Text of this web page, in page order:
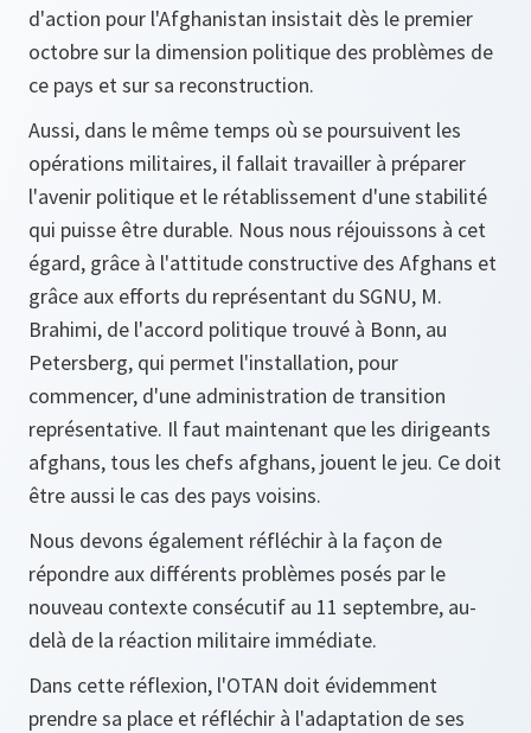
d'action pour l'Afghanistan insistait dès le premier
octobre sur la dimension politique des problèmes de
ce pays et sur sa reconstruction.
Aussi, dans le même temps où se poursuivent les
opérations militaires, il fallait travailler à préparer
l'avenir politique et le rétablissement d'une stabilité
qui puisse être durable. Nous nous réjouissons à cet
égard, grâce à l'attitude constructive des Afghans et
grâce aux efforts du représentant du SGNU, M.
Brahimi, de l'accord politique trouvé à Bonn, au
Petersberg, qui permet l'installation, pour
commencer, d'une administration de transition
représentative. Il faut maintenant que les dirigeants
afghans, tous les chefs afghans, jouent le jeu. Ce doit
être aussi le cas des pays voisins.
Nous devons également réfléchir à la façon de
répondre aux différents problèmes posés par le
nouveau contexte consécutif au 11 septembre, au-
delà de la réaction militaire immédiate.
Dans cette réflexion, l'OTAN doit évidemment
prendre sa place et réfléchir à l'adaptation de ses